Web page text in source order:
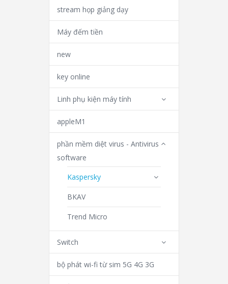
stream họp giảng dạy
Máy đếm tiền
new
key online
Linh phụ kiện máy tính
appleM1
phần mềm diệt virus - Antivirus
software
Kaspersky
BKAV
Trend Micro
Switch
bộ phát wi-fi từ sim 5G 4G 3G